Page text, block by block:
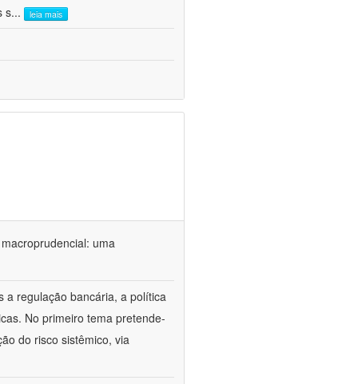
s... leia mais
uma
a regulação bancária, a política
No primeiro tema pretende-
do risco sistêmico, via